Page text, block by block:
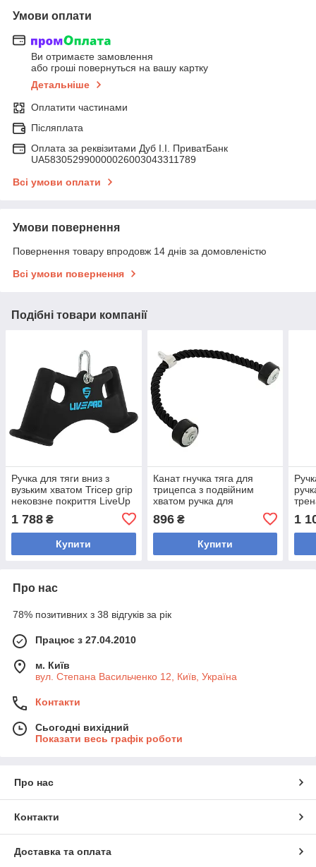
Умови оплати
Ви отримаєте замовлення
або гроші повернуться на вашу картку
Детальніше
Оплатити частинами
Післяплата
Оплата за реквізитами Дуб І.І. ПриватБанк
UA583052990000026003043311789
Всі умови оплати
Умови повернення
Повернення товару впродовж 14 днів за домовленістю
Всі умови повернення
Подібні товари компанії
Ручка для тяги вниз з
вузьким хватом Tricep grip
нековзне покриття LiveUp
1 788 ₴
Купити
Канат гнучка тяга для
трицепса з подвійним
хватом ручка для
LiveUp LP8720 (тросяг із
нейлону,
896₴
Купити
1
Про нас
78% позитивних з 38 відгуків за рік
Працює з 27.04.2010
м. Київ
вул. Степана Васильченко 12, Київ, Україна
Контакти
Сьогодні вихідний
Показати весь графік роботи
Про нас
Контакти
Доставка та оплата